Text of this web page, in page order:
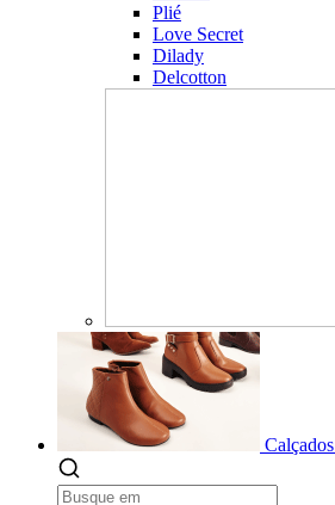
Plié
Love Secret
Dilady
Delcotton
Calçados